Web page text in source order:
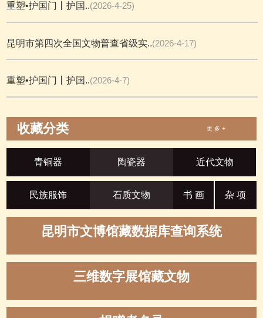
重塑•护国门丨护国..(2026-4-25)
昆明市第四次全国文物普查省级实..(2026-4-17)
重塑•护国门丨护国..(2026-4-7)
收藏分类 更 多 +
青铜器 陶瓷器 近代文物
民族服饰 石质文物 书 画 杂 项
昆明市文博馆藏数据库查询系统
三维数字展馆藏文物